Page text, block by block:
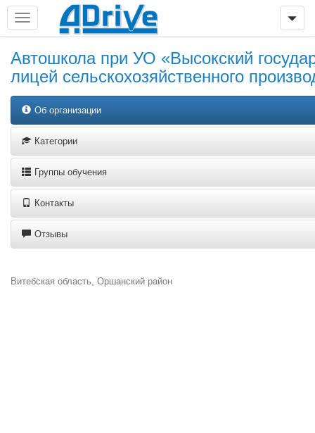
Автошкола при УО «Высокский
лицей сельскохозяйственного
Об организации
Категории
Группы обучения
Контакты
Отзывы
Витебская область, Оршанский район